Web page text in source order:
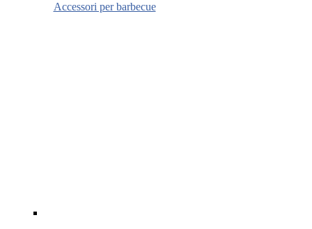
Accessori per barbecue